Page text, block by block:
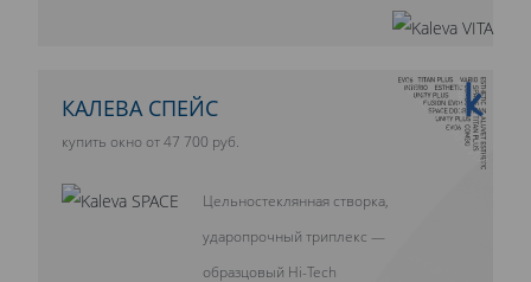
10 ЛЕТ ГАРАНТИИ
КАЛЕВА СПЕЙС
купить окно от 47 700 руб.
Цельностеклянная створка,
ударопрочный триплекс —
образцовый Hi-Tech